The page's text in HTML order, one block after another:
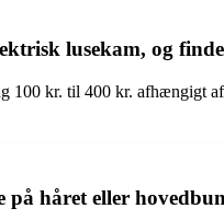
lusekam, og
100 kr. til 400 kr. afhængigt
på håret eller